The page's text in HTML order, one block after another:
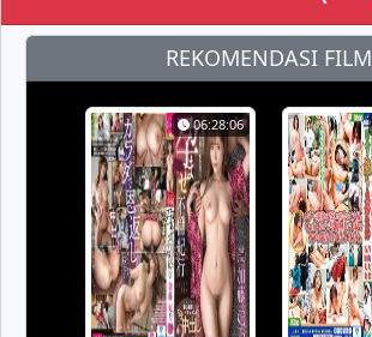
REKOMENDASI FILM
06:28:06